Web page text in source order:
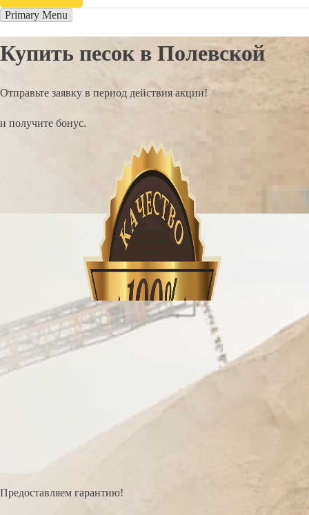
Primary Menu
Купить песок в Полевской
Отправьте заявку в период действия акции!
и получите бонус.
Предоставляем гарантию!